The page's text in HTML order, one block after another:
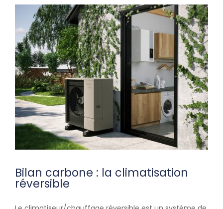
Bilan carbone : la climatisation
réversible